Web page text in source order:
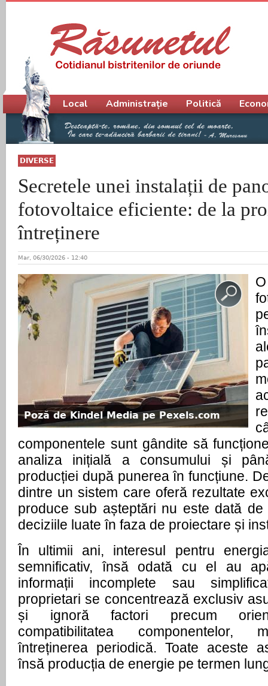
DIVERSE
Secretele unei instalații de
fotovoltaice eficiente: de la
întreținere
Mar, 06/30/2026 - 12:40
Poză de Kindel Media pe Pexels.com
componentele sunt gândite să
analiza inițială a consumului și
producției după punerea în funcțiune.
dintre un sistem care oferă rezultate
produce sub așteptări nu este dată
deciziile luate în faza de proiectare și
În ultimii ani, interesul pentru
semnificativ, însă odată cu el au
informații incomplete sau
proprietari se concentrează exclusiv
și ignoră factori precum
compatibilitatea componentelor,
întreținerea periodică. Toate aceste
însă producția de energie pe termen
Meniu principal
Local Administrație Politică